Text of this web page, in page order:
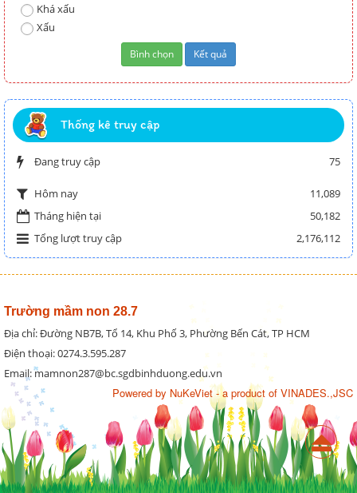
Khá xấu
Xấu
Thống kê truy cập
Đang truy cập 75
Hôm nay
11,089
Tháng hiện tại
50,182
Tổng lượt truy cập
2,176,112
Trường mầm non 28.7
Địa chỉ: Đường NB7B, Tổ 14, Khu Phố 3, Phường Bến Cát, TP HCM
Điện thoại: 0274.3.595.287
Email: mamnon287@bc.sgdbinhduong.edu.vn
Powered by NuKeViet- a product of VINADES.,JSC